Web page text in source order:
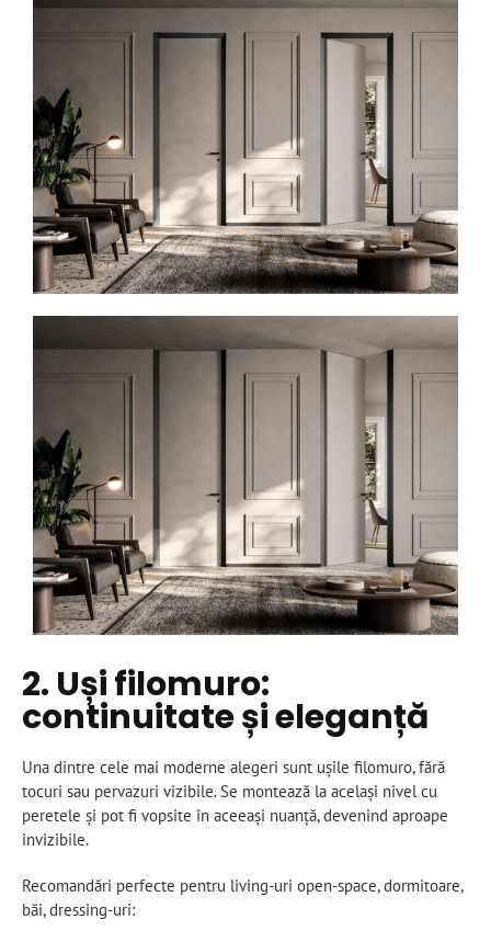
2. Uși filomuro:
continuitate și eleganță
Una dintre cele mai moderne alegeri sunt ușile filomuro, fără
tocuri sau pervazuri vizibile. Se montează la același nivel cu
peretele și pot fi vopsite în aceeași nuanță, devenind aproape
invizibile.
Recomandări perfecte pentru living-uri open-space, dormitoare,
băi, dressing-uri: